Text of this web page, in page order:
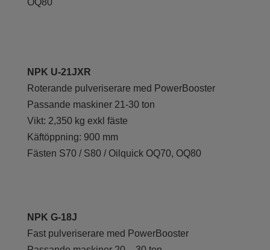
NPK U-21JXR
Roterande pulveriserare med PowerBooster
Passande maskiner 21-30 ton
Vikt: 2,350 kg exkl fäste
Käftöppning: 900 mm
Fästen S70 / S80 / Oilquick OQ70, OQ80
NPK G-18J
Fast pulveriserare med PowerBooster